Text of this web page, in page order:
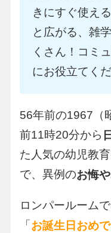
きにすぐ使え
と広がる、雑
くさん！コミ
にお役立てくだ
56年前の1967（
前11時20分から
た人気の幼児教
で、異例のお悔
ロンパールーム
「 お誕生日おめ